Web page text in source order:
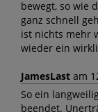
bewegt, so wie
ganz schnell
ist nichts mehr
wieder ein
JamesLast am
So ein
beendet.